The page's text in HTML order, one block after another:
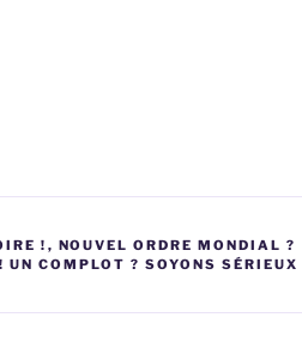
! , NOUVEL ORDRE MONDIAL ?
COMPLOT ? SOYONS SÉRIEUX